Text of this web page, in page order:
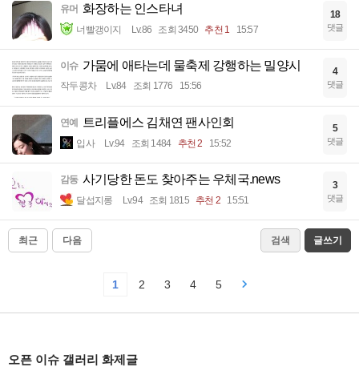
유머 화장하는 인스타녀
너빨갱이지 Lv.86 조회 3450 추천 1 15:57
18
댓글
이슈 가뭄에 애타는데 물축제 강행하는 밀양시
작두콩차 Lv.84 조회 1776 15:56
4
댓글
연예 트리플에스 김채연 팬사인회
입사 Lv.94 조회 1484 추천 2 15:52
5
댓글
감동 사기당한 돈도 찾아주는 우체국.news
달섭지롱 Lv.94 조회 1815 추천 2 15:51
3
댓글
최근 다음 검색 글쓰기
1 2 3 4 5
오픈 이슈 갤러리 화제글